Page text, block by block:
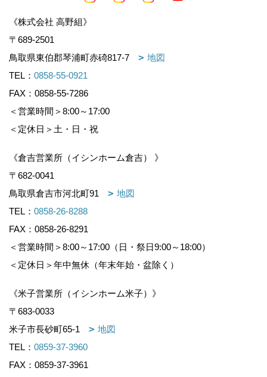
《株式会社 高野組》
〒689-2501
鳥取県東伯郡琴浦町赤碕817-7
地図
TEL： 0858-55-0921
FAX：0858-55-7286
＜営業時間＞8:00～17:00
＜定休日＞土・日・祝
《倉吉営業所（イシンホーム倉吉） 》
〒682-0041
鳥取県倉吉市河北町91
地図
TEL： 0858-26-8288
FAX：0858-26-8291
＜営業時間＞8:00～17:00（日・祭日9:00～18:00）
＜定休日＞年中無休（年末年始・盆除く）
《米子営業所（イシンホーム米子）》
〒683-0033
米子市長砂町65-1
地図
TEL： 0859-37-3960
FAX：0859-37-3961